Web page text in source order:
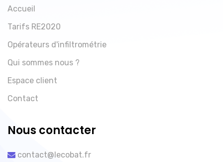
Accueil
Tarifs RE2020
Opérateurs d'infiltrométrie
Qui sommes nous ?
Espace client
Contact
Nous contacter
contact@lecobat.fr